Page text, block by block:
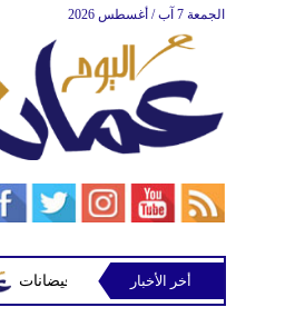
الجمعة 7 آب / أغسطس 2026
من أمطار غزيرة وفيضانات
أخر الأخبار